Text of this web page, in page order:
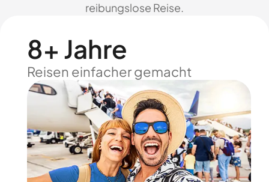
reibungslose Reise.
8+ Jahre
Reisen einfacher gemacht